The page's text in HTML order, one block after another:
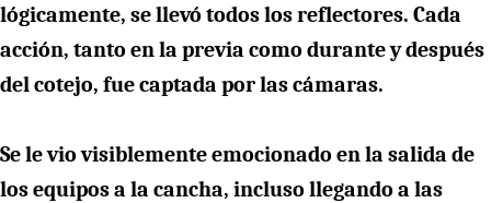
lógicamente, se llevó todos los reflectores. Cada
acción, tanto en la previa como durante y después
del cotejo, fue captada por las cámaras.
Se le vio visiblemente emocionado en la salida de
los equipos a la cancha, incluso llegando a las